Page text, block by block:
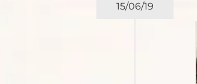
15/06/19